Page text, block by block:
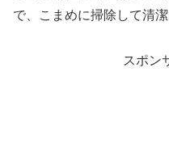
で、こまめに掃除して清
スポン